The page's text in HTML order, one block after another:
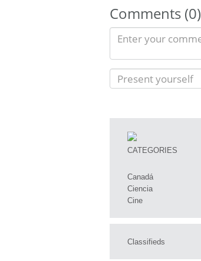
Comments (0)
CATEGORIES
Canadá
Ciencia
Cine
Classifieds